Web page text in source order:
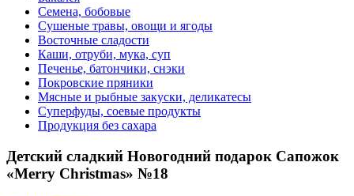
Семена, бобовые
Сушеные травы, овощи и ягоды
Восточные сладости
Каши, отруби, мука, суп
Печенье, батончики, снэки
Покровские пряники
Мясные и рыбные закуски, деликатесы
Суперфуды, соевые продукты
Продукция без сахара
Детский сладкий Новогодний подарок Сапожок
«Merry Christmas» №18